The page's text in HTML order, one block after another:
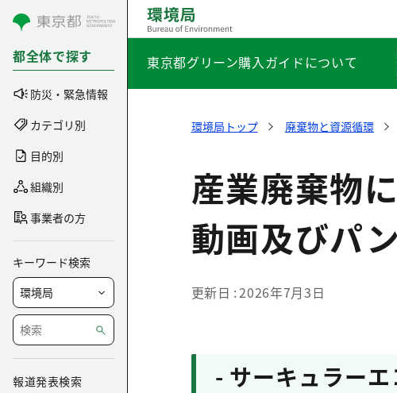
コンテンツにスキップ
都全体で探す
防災・緊急情報
カテゴリ別
目的別
組織別
事業者の方
キーワード検索
報道発表検索
東京都グリーン購入ガイドについて
環境局トップ 廃棄物と資源循環
産業廃棄物
動画及びパ
更新日 2026年7月3日
- サーキュラー